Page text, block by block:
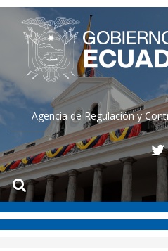
Agencia de Regulación y